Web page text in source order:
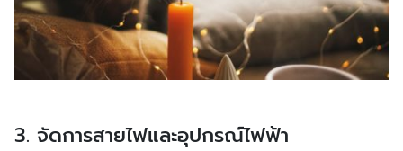
3. จัดการสายไฟและอุปกรณ์ไฟฟ้า